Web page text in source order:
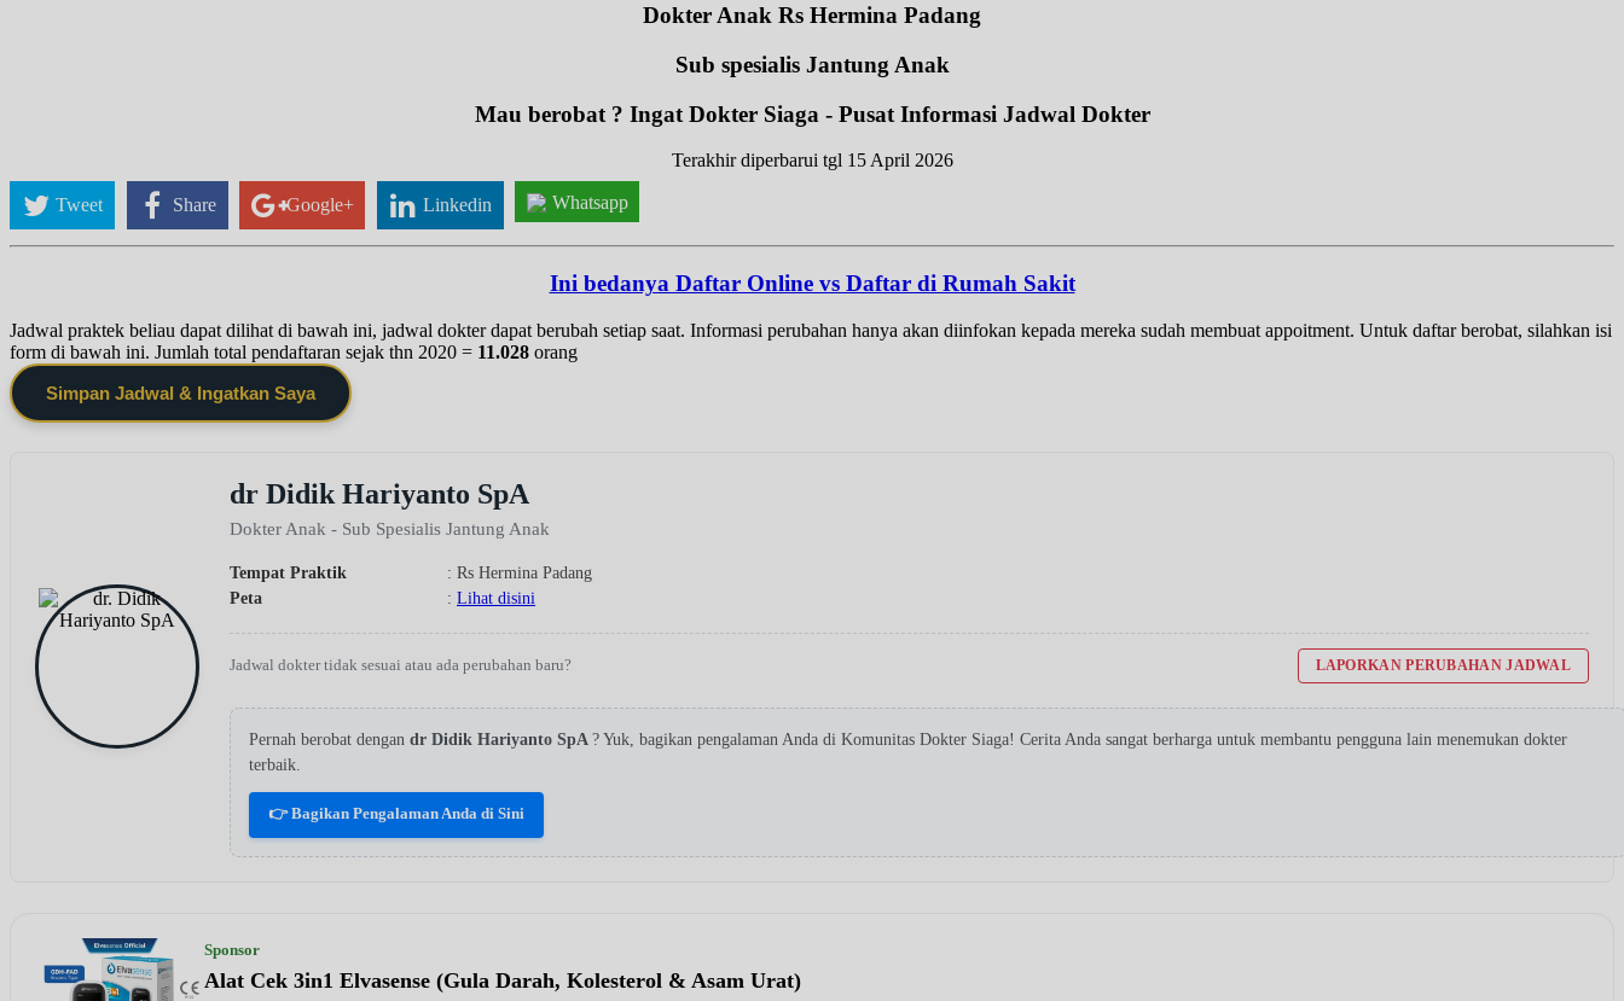
Dokter Anak Rs Hermina Padang
Sub spesialis Jantung Anak
Mau berobat ? Ingat Dokter Siaga - Pusat Informasi Jadwal Dokter
Terakhir diperbarui tgl 15 April 2026
Tweet Share Google+ Linkedin Whatsapp
Ini bedanya Daftar Online vs Daftar di Rumah Sakit
Jadwal praktek beliau dapat dilihat di bawah ini, jadwal dokter dapat berubah setiap saat. Informasi perubahan hanya akan diinfokan kepada mereka sudah membuat appoitment. Untuk daftar berobat, silahkan isi
form di bawah ini. Jumlah total pendaftaran sejak thn 2020 = 11.028 orang
Simpan Jadwal & Ingatkan Saya
dr Didik Hariyanto SpA
Dokter Anak - Sub Spesialis Jantung Anak
Tempat Praktik
: Rs Hermina Padang
Peta
: Lihat disini
Jadwal dokter tidak sesuai atau ada perubahan baru? LAPORKAN PERUBAHAN JADWAL
Pernah berobat dengan dr Didik Hariyanto SpA ? Yuk, bagikan pengalaman Anda di Komunitas Dokter Siaga! Cerita Anda sangat berharga untuk membantu pengguna lain menemukan dokter
terbaik.
👉 Bagikan Pengalaman Anda di Sini
Sponsor
Alat Cek 3in1 Elvasense (Gula Darah, Kolesterol & Asam Urat)